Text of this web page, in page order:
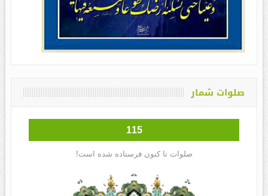
صلوات شمار
115
صلوات تا کنون فرستاده شده است!